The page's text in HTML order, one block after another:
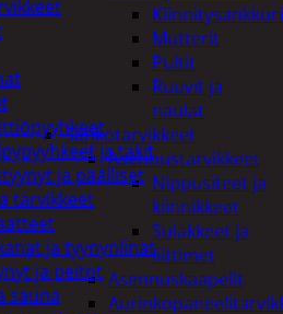
Mutterit
Pultit
Ruuvit ja
naulat
Sähkötarvikkeet
Asennustarvikkeet
Nippusiteet ja
kiinnikkeet
Sulakkeet ja
liittimet
Asennuskaapelit
ja takit
ja päälliset
tarvikkeet
ja tyynynlinat
ja peitot
sauna